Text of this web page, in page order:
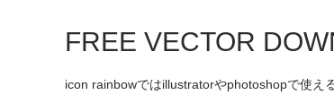
FREE VECTOR
icon rainbowではillustratorやphotoshopで使え